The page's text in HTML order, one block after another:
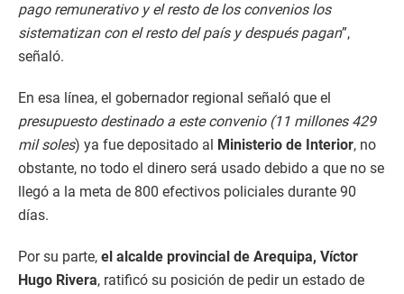
pago remunerativo y el resto de los convenios los
sistematizan con el resto del país y después pagan”,
señaló.
En esa línea, el gobernador regional señaló que el
presupuesto destinado a este convenio (11 millones 429
mil soles) ya fue depositado al Ministerio de Interior, no
obstante, no todo el dinero será usado debido a que no se
llegó a la meta de 800 efectivos policiales durante 90
días.
Por su parte, el alcalde provincial de Arequipa, Víctor
Hugo Rivera, ratificó su posición de pedir un estado de